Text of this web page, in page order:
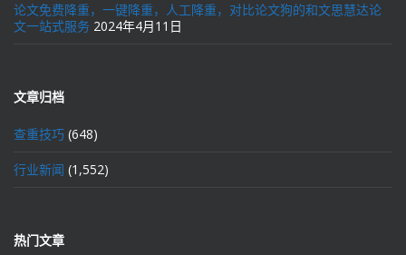
论文免费降重，一键降重，人工降重，对比论文狗的和文思慧达论
文一站式服务 2024年4月11日
文章归档
查重技巧 (648)
行业新闻 (1,552)
热门文章